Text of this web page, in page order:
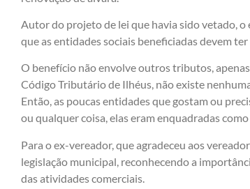
Autor do projeto de lei que havia sido vetado,
que as entidades sociais beneficiadas devem
O benefício não envolve outros tributos,
Código Tributário de Ilhéus, não existe
Então, as poucas entidades que gostam ou
ou qualquer coisa, elas eram enquadradas
Para o ex-vereador, que agradeceu aos
legislação municipal, reconhecendo a
das atividades comerciais.